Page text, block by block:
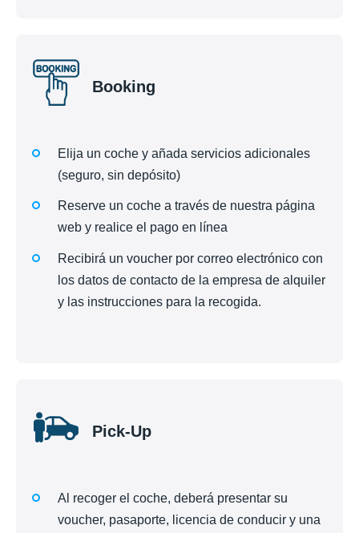
Booking
Elija un coche y añada servicios adicionales
(seguro, sin depósito)
Reserve un coche a través de nuestra página
web y realice el pago en línea
Recibirá un voucher por correo electrónico con
los datos de contacto de la empresa de alquiler
y las instrucciones para la recogida.
Pick-Up
Al recoger el coche, deberá presentar su
voucher, pasaporte, licencia de conducir y una